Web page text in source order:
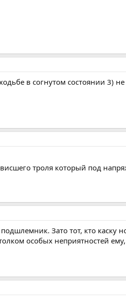
в согнутом состоянии 3)
троля который под
Зато тот, кто каску
особых неприятностей